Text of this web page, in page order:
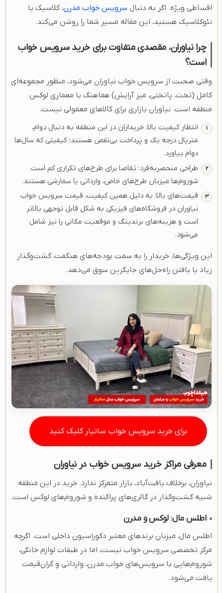
اقساطی ویژه. اگر به دنبال سرویس خواب مدرن، کلاسیک یا
نئوکلاسیک هستید، این مقاله مسیر شما را روشن می‌کند.
چرا نیاوران، مقصدی متفاوت برای خرید سرویس خواب
است؟
وقتی صحبت از سرویس خواب نیاوران می‌شود، منظور مجموعه‌ای
کامل (تخت، پاتختی، میز آرایش) هماهنگ با معماری لوکس
منطقه است. نیاوران بازاری برای کالاهای معمولی نیست.
انتظار کیفیت بالا: خریداران در این منطقه به دنبال دوام،
متریال درجه یک و پرداخت بی‌نقص هستند؛ کیفیتی که سال‌ها
دوام بیاورد.
طراحی منحصربه‌فرد: تقاضا برای طرح‌های تکراری کم است.
شوروم‌ها میزبان طرح‌های خاص، وارداتی یا سفارشی هستند.
قیمت‌های بالا: به دلیل همین کیفیت، قیمت سرویس خواب
نیاوران در فروشگاه‌های فیزیکی به شکل قابل توجهی بالاتر
است و هزینه‌های برندینگ و موقعیت مکانی را نیز شامل
می‌شود.
این ویژگی‌ها، خریدار را به سمت بودجه‌های هنگفت، گشت‌وگذار
زیاد یا یافتن راه‌حل‌های جایگزین سوق می‌دهد.
برای خرید سرویس خواب ساتیار کلیک کنید
معرفی مراکز خرید سرویس خواب در نیاوران
نیاوران، برخلاف یافت‌آباد، بازار متمرکز ندارد. خرید در این منطقه
شبیه گشت‌وگذار در گالری‌های پراکنده و شوروم‌های لوکس است.
اطلس مال: لوکس و مدرن
اطلس مال، میزبان برندهای معتبر دکوراسیون داخلی است. اگرچه
مرکز تخصصی سرویس خواب نیست، اما در طبقات لوازم خانگی،
شوروم‌هایی با سرویس‌های خواب مدرن، وارداتی و گران‌قیمت
یافت می‌شود.